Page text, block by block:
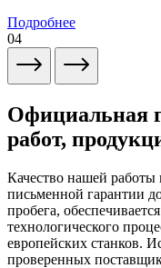
Подробнее
04
Официальная
работ,
Качество нашей работы
письменной гарантии
пробега,
технологического
европейских станков.
проверенных